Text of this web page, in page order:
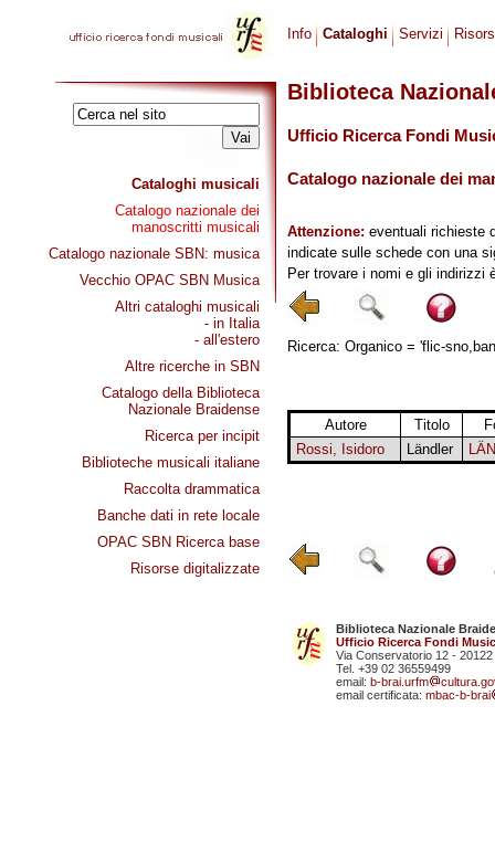
Cataloghi musicali
Catalogo nazionale dei
manoscritti musicali
Catalogo nazionale SBN: musica
Vecchio OPAC SBN Musica
Altri cataloghi musicali
- in Italia
- all'estero
Altre ricerche in SBN
Catalogo della Biblioteca
Nazionale Braidense
Ricerca per incipit
Biblioteche musicali italiane
Raccolta drammatica
Banche dati in rete locale
OPAC SBN Ricerca base
Risorse digitalizzate
Info Cataloghi Servizi
Biblioteca
Ufficio Ricerca Fondi
Catalogo nazionale dei
Attenzione: eventuali richieste
indicate sulle schede con una
Per trovare i nomi e gli indirizzi
Ricerca: Organico = 'flic-
Autore Titolo
Rossi, Isidoro
Ländler
Biblioteca Nazionale
Ufficio Ricerca Fondi
Via Conservatorio 12 - 20122
Tel. +39 02 36559499
email: b-brai.urfm
email certificata: mbac-b-brai